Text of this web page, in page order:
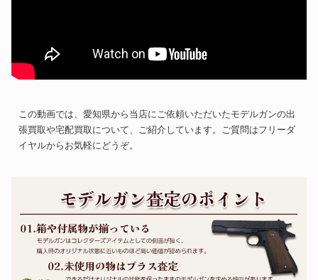
この動画では、愛知県から当店にご依頼いただいたモデルガンの出
張買取や宅配買取について、ご紹介しています。ご質問はフリーダ
イヤルからお気軽にどうぞ。